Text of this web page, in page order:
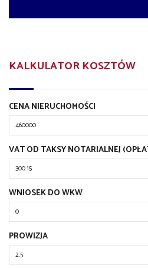
KALKULATOR KOSZTÓW
CENA NIERUCHOMOŚCI
VAT OD TAKSY NOTARIALNEJ
WNIOSEK DO WKW
PROWIZJA